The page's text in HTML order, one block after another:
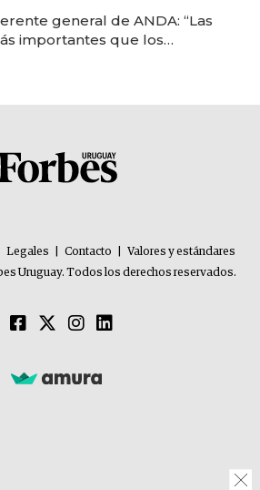
general de ANDA: “Las
importantes que los
Legales Contacto
Valores y estándares
Uruguay. Todos los derechos reservados.